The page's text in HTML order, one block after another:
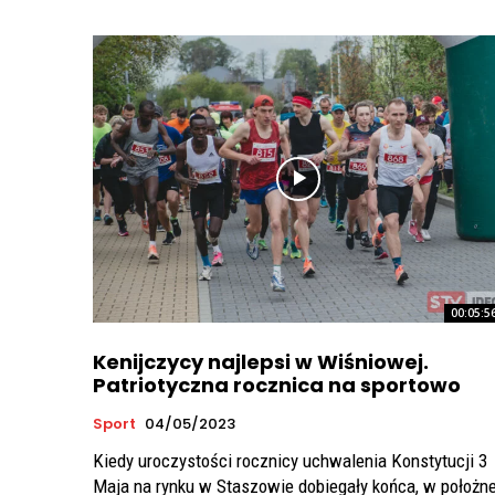
Kenijczycy najlepsi w Wiśniowej.
Patriotyczna rocznica na sportowo
Sport 04/05/2023
Kiedy uroczystości rocznicy uchwalenia Konstytucji 3
Maja na rynku w Staszowie dobiegały końca, w